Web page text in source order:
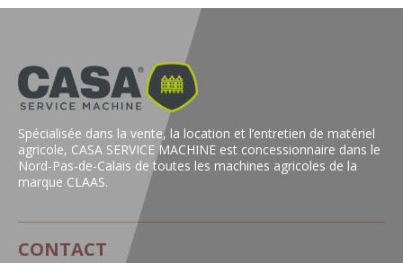
Spécialisée dans la vente, la location et l’entretien de matériel
agricole, CASA SERVICE MACHINE est concessionnaire dans le
Nord-Pas-de-Calais de toutes les machines agricoles de la
marque CLAAS.
CONTACT